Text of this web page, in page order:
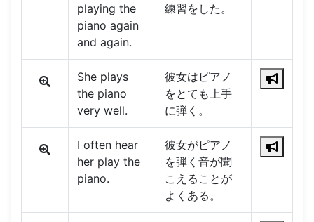
playing the
piano again
and again.
練習をした。
She plays
the piano
very well.
彼女はピアノ
をとても上手
に弾く。
I often hear
her play the
piano.
彼女がピアノ
を弾く音が聞
こえることが
よくある。